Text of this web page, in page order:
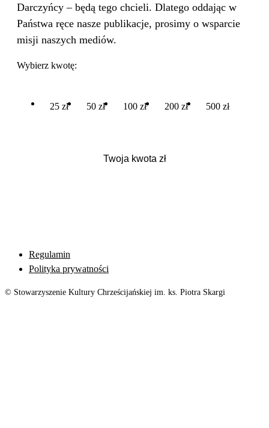
Darczyńcy – będą tego chcieli. Dlatego oddając w
Państwa ręce nasze publikacje, prosimy o wsparcie
misji naszych mediów.
Wybierz kwotę:
25 zł 50 zł 100 zł 200 zł 500 zł
Regulamin
Polityka prywatności
© Stowarzyszenie Kultury Chrześcijańskiej im. ks. Piotra Skargi